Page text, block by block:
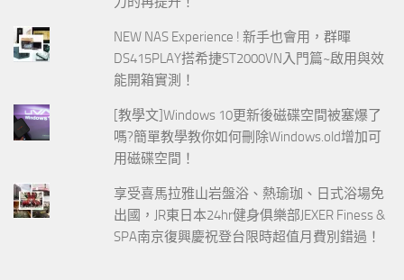
NEW NAS Experience ! 新手也會用，群暉
DS415PLAY搭希捷ST2000VN入門篇~啟用與效
能開箱實測！
[教學文]Windows 10更新後磁碟空間被塞爆了
嗎?簡單教學教你如何刪除Windows.old增加可
用磁碟空間！
享受喜馬拉雅山岩盤浴、熱瑜珈、日式浴場免
出國，JR東日本24hr健身俱樂部JEXER Finess &
SPA南京復興慶祝登台限時超值月費別錯過！